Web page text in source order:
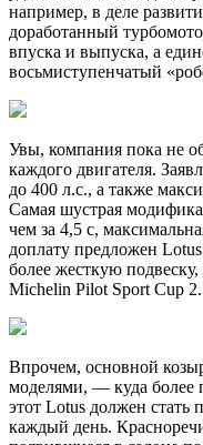
например, в деле
доработанный
впуска и выпуска, а
восьмиступенчатый
Увы, компания пока не
каждого двигателя.
до 400 л.с., а также
Самая шустрая
чем за 4,5 с,
доплату предложен
более жесткую
Michelin Pilot Sport Cup 2.
Впрочем, основной
моделями, — куда
этот Lotus должен
каждый день.